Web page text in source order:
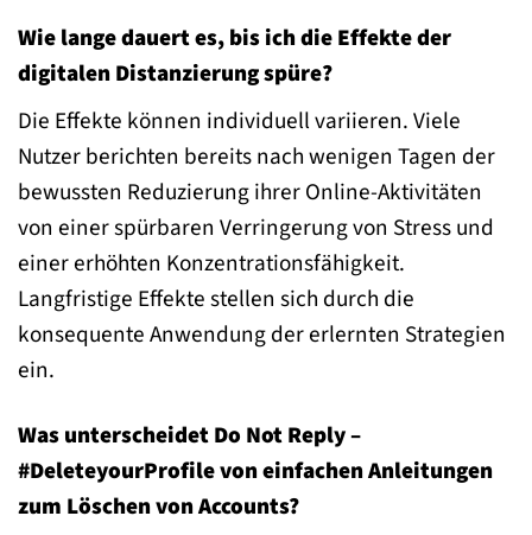
Wie lange dauert es, bis ich die Effekte der
digitalen Distanzierung spüre?
Die Effekte können individuell variieren. Viele
Nutzer berichten bereits nach wenigen Tagen der
bewussten Reduzierung ihrer Online-Aktivitäten
von einer spürbaren Verringerung von Stress und
einer erhöhten Konzentrationsfähigkeit.
Langfristige Effekte stellen sich durch die
konsequente Anwendung der erlernten Strategien
ein.
Was unterscheidet Do Not Reply –
#DeleteyourProfile von einfachen Anleitungen
zum Löschen von Accounts?